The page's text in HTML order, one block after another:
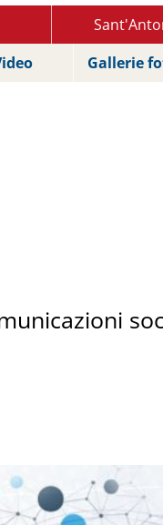
Gallerie